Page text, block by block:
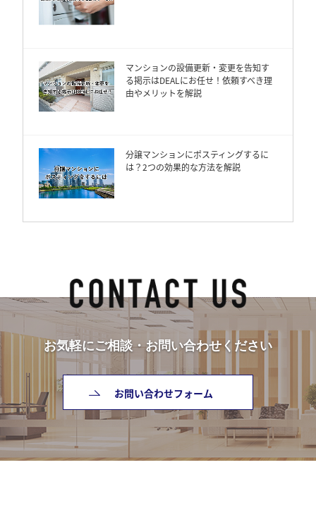
マンションの設備更新・変更を告知す
る掲示はDEALにお任せ！依頼すべき理
由やメリットを解説
分譲マンションにポスティングするに
は？2つの効果的な方法を解説
お気軽にご相談・お問い合わせください
お問い合わせフォーム